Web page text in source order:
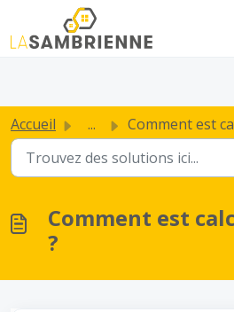
Passer au contenu principal
Accueil ... Comment est calculé mon
Comment est
?